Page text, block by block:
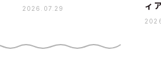
2026.07.29 ィ